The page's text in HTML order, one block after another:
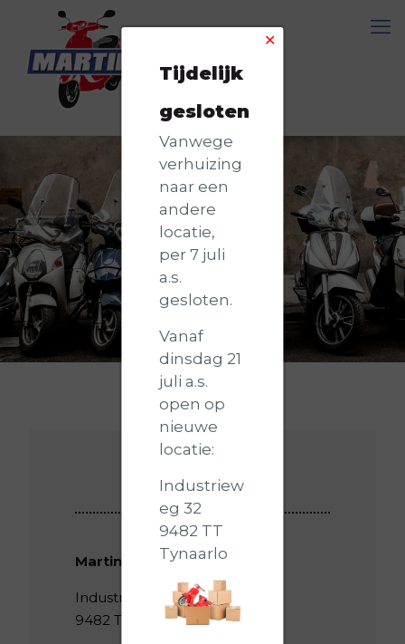
Martin Boer Scooters
Industrieweg 32
9482 TT Tynaarlo
✕
Tijdelijk
gesloten
Vanwege
verhuizing
naar een
andere
locatie,
per 7 juli
a.s.
gesloten.
Vanaf
dinsdag 21
juli a.s.
open op
nieuwe
locatie:
Industriew
eg 32
9482 TT
Tynaarlo